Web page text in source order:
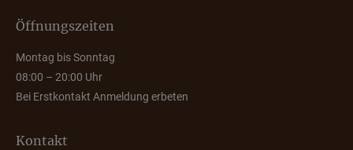
Öffnungszeiten
Montag bis Sonntag
08:00 – 20:00 Uhr
Bei Erstkontakt Anmeldung erbeten
Kontakt